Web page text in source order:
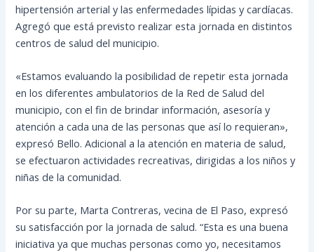
hipertensión arterial y las enfermedades lípidas y cardíacas.
Agregó que está previsto realizar esta jornada en distintos
centros de salud del municipio.
«Estamos evaluando la posibilidad de repetir esta jornada
en los diferentes ambulatorios de la Red de Salud del
municipio, con el fin de brindar información, asesoría y
atención a cada una de las personas que así lo requieran»,
expresó Bello. Adicional a la atención en materia de salud,
se efectuaron actividades recreativas, dirigidas a los niños y
niñas de la comunidad.
Por su parte, Marta Contreras, vecina de El Paso, expresó
su satisfacción por la jornada de salud. “Esta es una buena
iniciativa ya que muchas personas como yo, necesitamos